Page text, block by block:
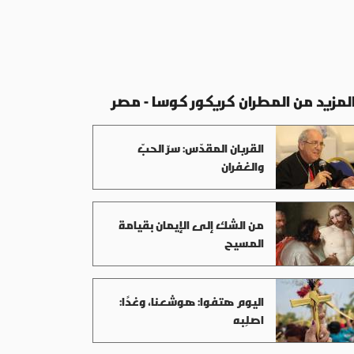
من المطران كريكور كوسا - مصر
القربان المقدّس: سرّ الحبّ
والغفران
من الشك إلى الإيمان بقيامة
المسيح
اليوم هتفوا: هوشعنا، وغدًا:
اصلِبه